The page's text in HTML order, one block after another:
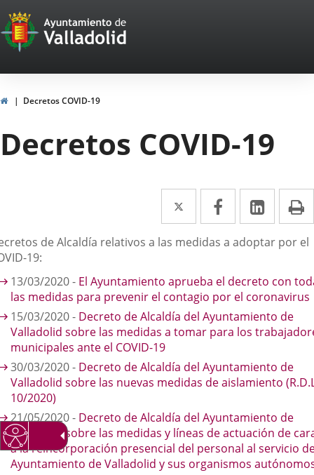
Portal
Web
del
Ayuntamiento
de
Valladolid
HomeDecretos COVID-19
Decretos COVID-19
Twitter
Enlace
a
una
aplicación
externa.
Facebook
Enlace
a
una
aplicación
externa.
Enlace
a
una
de Alcaldía relativos a las medidas a adoptar por el
19:
13/03/2020 - El Ayuntamiento aprueba el decreto con
las medidas para prevenir el contagio por el coronavirus
15/03/2020 - Decreto de Alcaldía del Ayuntamiento de
Valladolid sobre las medidas a tomar para los
municipales ante el COVID-19
30/03/2020 - Decreto de Alcaldía del Ayuntamiento de
Valladolid sobre las nuevas medidas de aislamiento
10/2020)
21/05/2020 - Decreto de Alcaldía del Ayuntamiento de
Valladolid sobre las medidas y líneas de actuación de
a la reincorporación presencial del personal al servicio
Ayuntamiento de Valladolid y sus organismos